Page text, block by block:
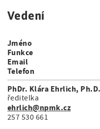
a
e
Vedení
Jméno
Funkce
Email
Telefon
PhDr. Klára Ehrlich, Ph.D.
ředitelka
ehrlich@npmk.cz
257 530 661
n